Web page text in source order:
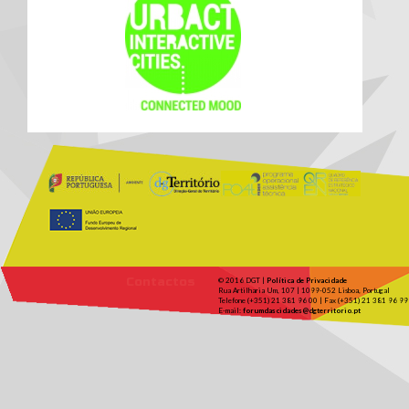
© 2016 DGT | Política de Privacidade
Rua Artilharia Um, 107 | 1099-052 Lisboa, Portugal
Telefone (+351) 21 381 96 00 | Fax (+351) 21 381 96 99
E-mail: forumdascidades@dgterritorio.pt